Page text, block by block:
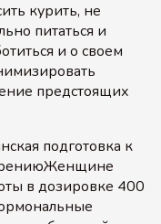
курить, не
питаться и
и о своем
предстоящих
подготовка к
в дозировке 400